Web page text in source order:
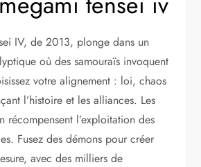
IV, de 2013, plonge dans un
où des samouraïs invoquent
votre alignement : loi, chaos
l’histoire et les alliances. Les
récompensent l’exploitation des
Fusez des démons pour créer
avec des milliers de